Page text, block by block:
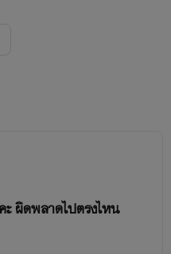
ของแผ่นดินมังกรบุรษที่สูง
นสมัยก่อนมีนิสัยสุขุมและอ่อน
นิยมที่แปลกประหลาดใน
เขามักจะหาเรื่องบันเทิงใจ
ผิดพลาดไปตรงไหน